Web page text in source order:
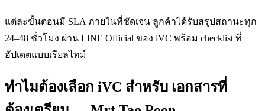
แต่ละขั้นตอนมี SLA ภายในที่ชัดเจน ลูกค้าได้รับสรุปสถานะทุก
24–48 ชั่วโมง ผ่าน LINE Official ของ iVC พร้อม checklist ที่
อัปเดตแบบเรียลไทม์
ทำไมต้องเลือก iVC สำหรับ เอกสารที่